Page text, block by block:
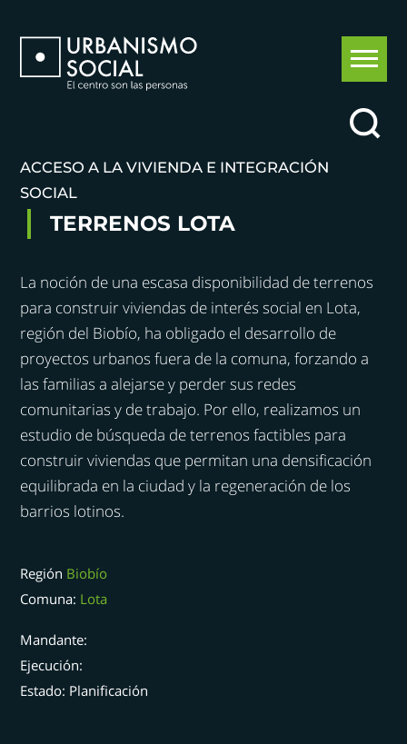
ACCESO A LA VIVIENDA E INTEGRACIÓN
SOCIAL
TERRENOS LOTA
La noción de una escasa disponibilidad de terrenos
para construir viviendas de interés social en Lota,
región del Biobío, ha obligado el desarrollo de
proyectos urbanos fuera de la comuna, forzando a
las familias a alejarse y perder sus redes
comunitarias y de trabajo. Por ello, realizamos un
estudio de búsqueda de terrenos factibles para
construir viviendas que permitan una densificación
equilibrada en la ciudad y la regeneración de los
barrios lotinos.
Región Biobío
Comuna: Lota
Mandante:
Ejecución:
Estado: Planificación